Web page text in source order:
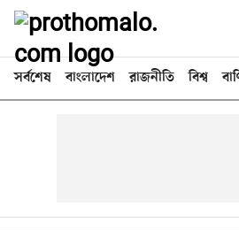
সর্বশেষ বাংলাদেশ রাজনীতি বিশ্ব